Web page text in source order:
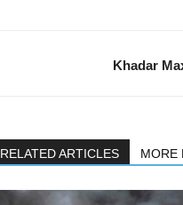
Khadar
RELATED ARTICLES MORE